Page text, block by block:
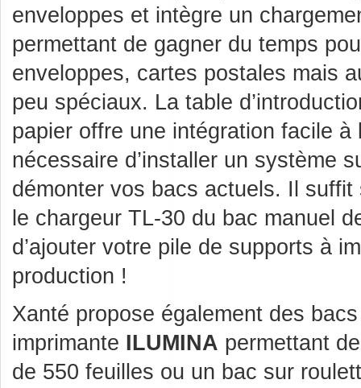
enveloppes et intègre un
permettant de gagner du temps
enveloppes, cartes postales mais
peu spéciaux. La table
papier offre une intégration facile à
nécessaire d’installer un système
démonter vos bacs actuels. Il suffit
le chargeur TL-30 du bac manuel
d’ajouter votre pile de supports à
production !
Xanté propose également des
imprimante ILUMINA permettant
de 550 feuilles ou un bac sur